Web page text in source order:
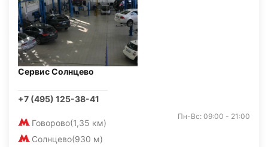
Сервис Солнцево
+7 (495) 125-38-41
Говорово(1,35 км)
Солнцево(930 м)
Пн-Вс: 09:00 - 21:00